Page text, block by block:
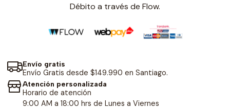
Débito a través de Flow.
Envío gratis
Envío Gratis desde $149.990 en Santiago.
Atención personalizada
Horario de atención
9:00 AM a 18:00 hrs de Lunes a Viernes